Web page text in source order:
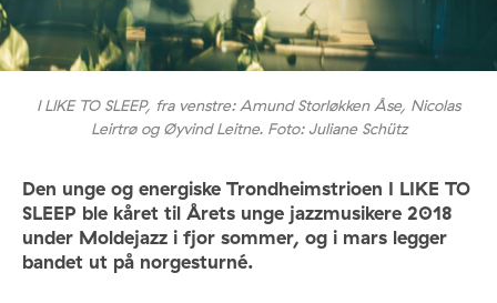
I LIKE TO SLEEP, fra venstre: Amund Storløkken Åse, Nicolas
Leirtrø og Øyvind Leitne. Foto: Juliane Schütz
Den unge og energiske Trondheimstrioen I LIKE TO
SLEEP ble kåret til Årets unge jazzmusikere 2018
under Moldejazz i fjor sommer, og i mars legger
bandet ut på norgesturné.